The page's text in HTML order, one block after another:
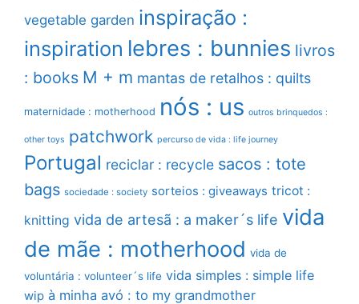
vegetable garden inspiração :
inspiration lebres : bunnies livros
: books M + m mantas de retalhos : quilts
maternidade : motherhood nós : us outros brinquedos :
other toys patchwork percurso de vida : life journey
Portugal reciclar : recycle sacos : tote
bags sociedade : society sorteios : giveaways tricot :
knitting vida de artesã : a maker´s life vida
de mãe : motherhood vida de
voluntária : volunteer´s life vida simples : simple life
wip à minha avó : to my grandmother